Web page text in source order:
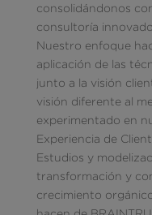
consolidándonos
consultoría
Nuestro enfoque
aplicación de las
junto a la visión
visión diferente al
experimentado en
Experiencia de
Estudios y
transformación y
crecimiento